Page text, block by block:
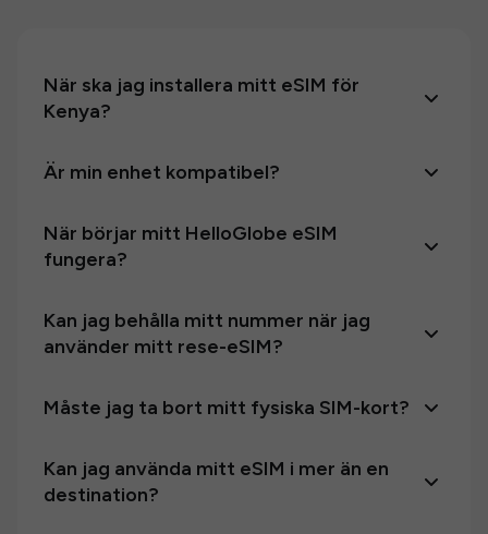
När ska jag installera mitt eSIM för
Kenya?
Är min enhet kompatibel?
När börjar mitt HelloGlobe eSIM
fungera?
Kan jag behålla mitt nummer när jag
använder mitt rese-eSIM?
Måste jag ta bort mitt fysiska SIM-kort?
Kan jag använda mitt eSIM i mer än en
destination?